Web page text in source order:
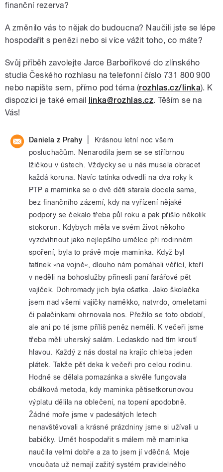
finanční rezerva?
A změnilo vás to nějak do budoucna? Naučili jste se lépe
hospodařit s penězi nebo si více vážit toho, co máte?
Svůj příběh zavolejte Jarce Barboříkové do zlínského
studia Českého rozhlasu na telefonní číslo 731 800 900
nebo napište sem, přímo pod téma (rozhlas.cz/linka). K
dispozici je také email linka@rozhlas.cz. Těším se na
Vás!
Daniela z Prahy
Krásnou letní noc všem
posluchačům. Nenarodila jsem se se stříbrnou
lžičkou v ústech. Vždycky se u nás musela obracet
každá koruna. Navíc tatínka odvedli na dva roky k
PTP a maminka se o dvě děti starala docela sama,
bez finančního zázemí, kdy na vyřízení nějaké
podpory se čekalo třeba půl roku a pak přišlo několik
stokorun. Kdybych měla ve svém život někoho
vyzdvihnout jako nejlepšího umělce při rodinném
spoření, byla to právě moje maminka. Když byl
tatínek »na vojně«, dlouho nám pomáhali věřící, kteří
v neděli na bohoslužby přinesli paní farářové pět
vajíček. Dohromady jich byla ošatka. Jako školačka
jsem nad všemi vajíčky naměkko, natvrdo, omeletami
či palačinkami ohrnovala nos. Přežilo se toto období,
ale ani po té jsme příliš peněz neměli. K večeři jsme
třeba měli uherský salám. Ledaskdo nad tím kroutí
hlavou. Každý z nás dostal na krajíc chleba jeden
plátek. Takže pět deka k večeři pro celou rodinu.
Hodně se dělala pomazánka a skvěle fungovala
obálková metoda, kdy maminka pětisetkorunovou
výplatu dělila na oblečení, na topení apodobně.
Žádné moře jsme v padesátých letech
nenavštěvovali a krásné prázdniny jsme si užívali u
babičky. Umět hospodařit s málem mě maminka
naučila velmi dobře a za to jsem jí vděčná. Moje
vnoučata už nemají zažitý systém pravidelného